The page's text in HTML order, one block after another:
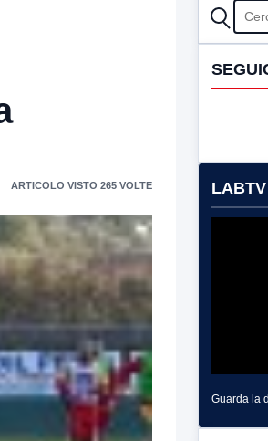
ARTICOLO VISTO 265 VOLTE
Guarda la